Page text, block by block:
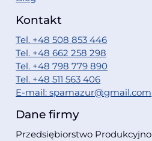
Kontakt
Tel. +48 508 853 446
Tel. +48 662 258 298
Tel. +48 798 779 890
Tel. +48 511 563 406
E-mail: spamazur@gmail.com
Dane firmy
Przedsiębiorstwo Produkcyjno